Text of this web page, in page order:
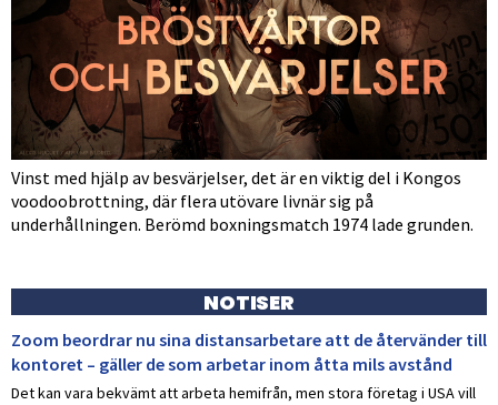
Vinst med hjälp av besvärjelser, det är en viktig del i Kongos
voodoobrottning, där flera utövare livnär sig på
underhållningen. Berömd boxningsmatch 1974 lade grunden.
NOTISER
Zoom beordrar nu sina distansarbetare att de återvänder till
kontoret – gäller de som arbetar inom åtta mils avstånd
Det kan vara bekvämt att arbeta hemifrån, men stora företag i USA vill